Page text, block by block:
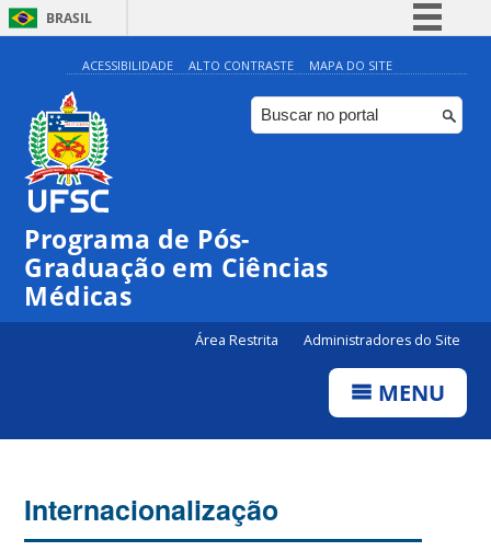
BRASIL
Simplifique!
Comunica BR
Participe
ACESSIBILIDADE ALTO CONTRASTE MAPA DO SITE
Programa de Pós-
Graduação em Ciências
Médicas
Área Restrita Administradores do Site
MENU
Internacionalização